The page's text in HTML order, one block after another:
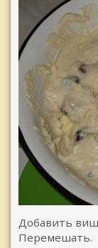
Добавить
Перемешать.